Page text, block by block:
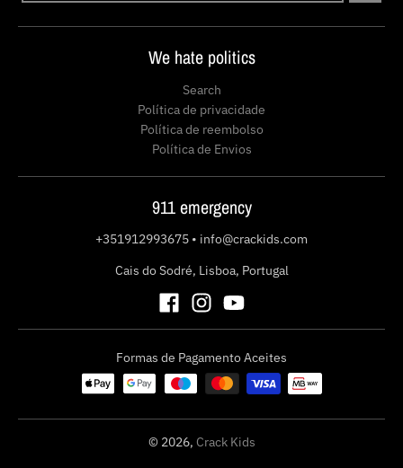
We hate politics
Search
Política de privacidade
Política de reembolso
Política de Envios
911 emergency
+351912993675 • info@crackids.com
Cais do Sodré, Lisboa, Portugal
Formas de Pagamento Aceites
© 2026, Crack Kids